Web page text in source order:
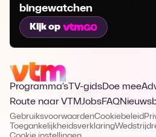
bingewatchen
Kijk op
Programma's TV-gidsDoe mee
Route naar VTMJobsFAQ
GebruiksvoorwaardenCookiebeleid
Toegankelijkheidsverklaring